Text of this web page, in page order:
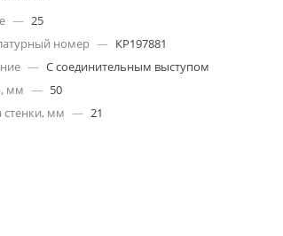
— 25
номер — КР197881
— С соединительным выступом
мм — 50
мм — 21